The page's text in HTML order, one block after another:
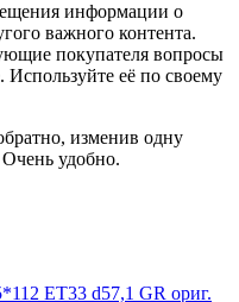
информации о
важного контента.
покупателя вопросы
Используйте её по своему
изменив одну
удобно.